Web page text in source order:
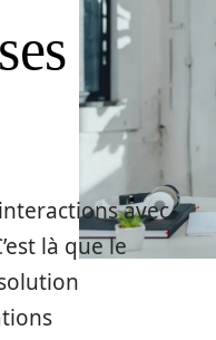
avec
là que le